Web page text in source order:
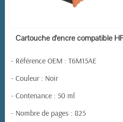
EN STOCK
Cartouche d'encre compatible
- Référence OEM : T6M15AE
- Couleur : Noir
- Contenance : 50 ml
- Nombre de pages : 825